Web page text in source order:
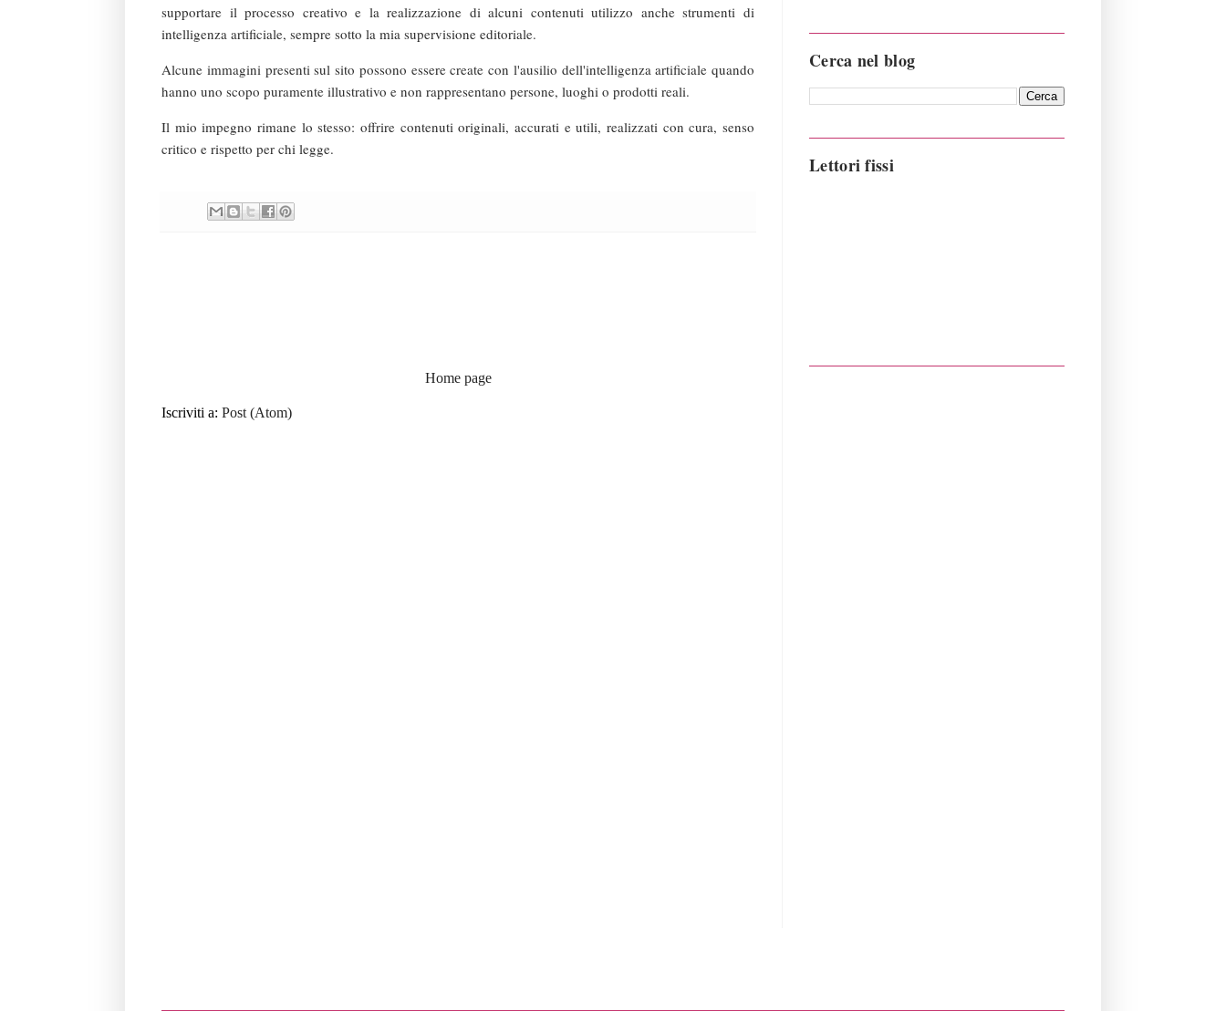
supportare il processo creativo e la realizzazione di alcuni contenuti utilizzo anche strumenti di
intelligenza artificiale, sempre sotto la mia supervisione editoriale.
Alcune immagini presenti sul sito possono essere create con l'ausilio dell'intelligenza artificiale quando
hanno uno scopo puramente illustrativo e non rappresentano persone, luoghi o prodotti reali.
Il mio impegno rimane lo stesso: offrire contenuti originali, accurati e utili, realizzati con cura, senso
critico e rispetto per chi legge.
Home page
Iscriviti a: Post (Atom)
Cerca nel blog
Lettori fissi